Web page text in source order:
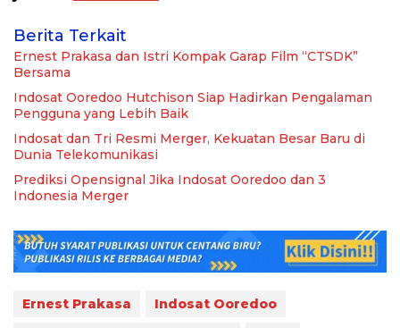
Berita Terkait
Ernest Prakasa dan Istri Kompak Garap Film “CTSDK”
Bersama
Indosat Ooredoo Hutchison Siap Hadirkan Pengalaman
Pengguna yang Lebih Baik
Indosat dan Tri Resmi Merger, Kekuatan Besar Baru di
Dunia Telekomunikasi
Prediksi Opensignal Jika Indosat Ooredoo dan 3
Indonesia Merger
Ernest Prakasa
Indosat Ooredoo